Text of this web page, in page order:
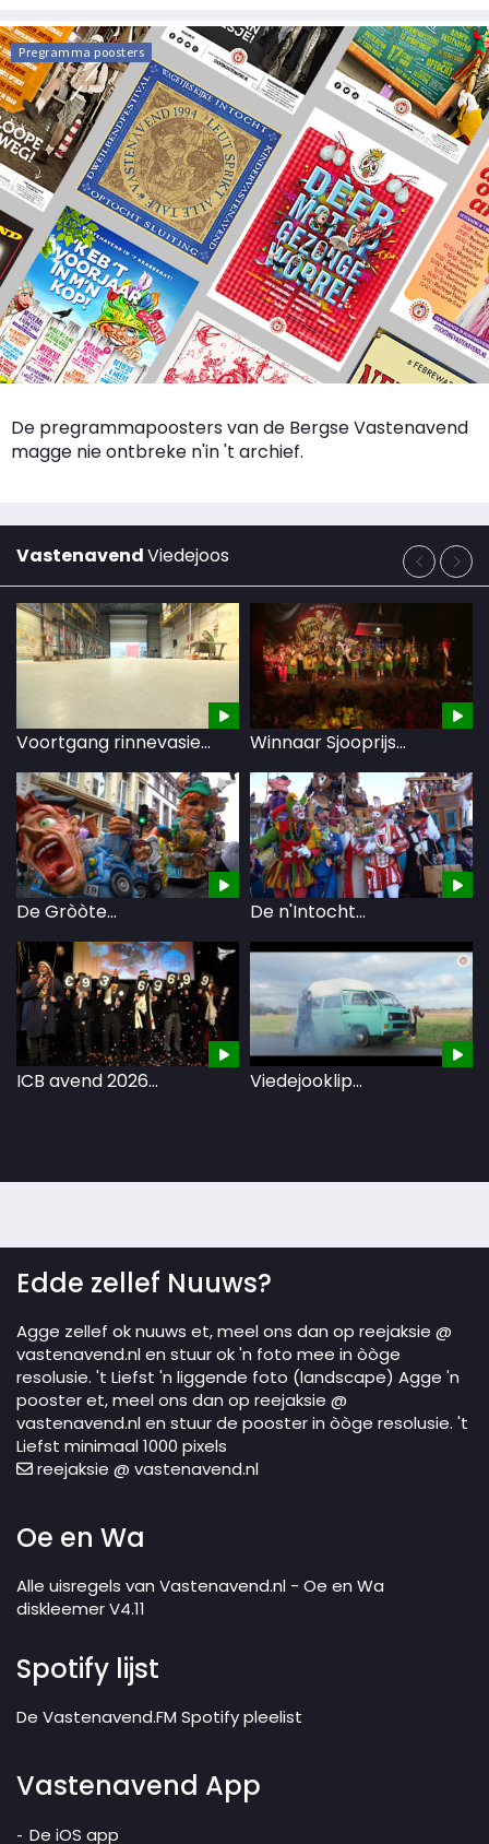
Pregramma poosters
De pregrammapoosters van de Bergse Vastenavend
magge nie ontbreke n'in 't archief.
VastenavendViedejoos
Voortgang rinnevasie... Winnaar Sjooprijs...
De Gròòte... De n'Intocht...
ICB avend 2026... Viedejooklip...
Edde zellef Nuuws?
Agge zellef ok nuuws et, meel ons dan op reejaksie @
vastenavend.nl en stuur ok 'n foto mee in òòge
resolusie. 't Liefst 'n liggende foto (landscape) Agge 'n
pooster et, meel ons dan op reejaksie @
vastenavend.nl en stuur de pooster in òòge resolusie. 't
Liefst minimaal 1000 pixels
reejaksie @ vastenavend.nl
Oe en Wa
Alle uisregels van Vastenavend.nl - Oe en Wa
diskleemer V4.11
Spotify lijst
De Vastenavend.FM Spotify pleelist
Vastenavend App
De iOS app